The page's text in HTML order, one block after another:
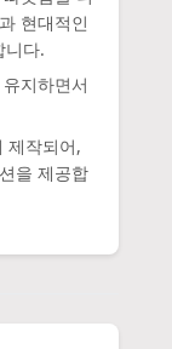
현대적인
니다.
지하면서
제작되어,
을 제공합